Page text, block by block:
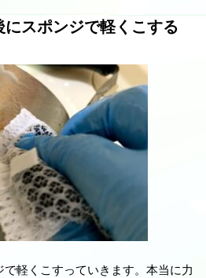
スポンジで軽くこする
軽くこすっていきます。本当に力